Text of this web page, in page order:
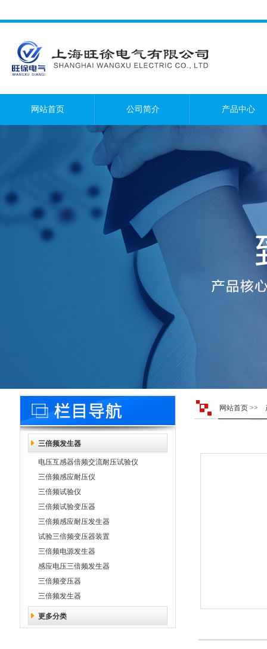
网站首页 公司简介 产品中心
三倍频发生器
电压互感器倍频交流耐压试验仪
三倍频感应耐压仪
三倍频试验仪
三倍频试验变压器
三倍频感应耐压发生器
试验三倍频变压器装置
三倍频电源发生器
感应电压三倍频发生器
三倍频变压器
三倍频发生器
更多分类
网站首页 >>